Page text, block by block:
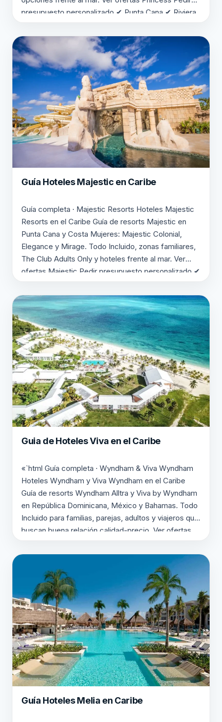
presupuesto personalizado ✔ Punta Cana ✔ Riviera
Comparativa…
Guía Hoteles Majestic en Caribe
Guía completa · Majestic Resorts Hoteles Majestic
Resorts en el Caribe Guía de resorts Majestic en
Punta Cana y Costa Mujeres: Majestic Colonial,
Elegance y Mirage. Todo Incluido, zonas familiares,
The Club Adults Only y hoteles frente al mar. Ver
ofertas Majestic Pedir presupuesto personalizado ✔
Guia de Hoteles Viva en el Caribe
«`html Guía completa · Wyndham & Viva Wyndham
Hoteles Wyndham y Viva Wyndham en el Caribe
Guía de resorts Wyndham Alltra y Viva by Wyndham
en República Dominicana, México y Bahamas. Todo
Incluido para familias, parejas, adultos y viajeros que
buscan buena relación calidad-precio. Ver ofertas
Incluido ✔ Viva…
Guía Hoteles Melia en Caribe